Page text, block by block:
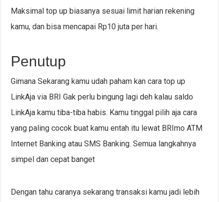
Maksimal top up biasanya sesuai limit harian rekening
kamu, dan bisa mencapai Rp10 juta per hari.
Penutup
Gimana Sekarang kamu udah paham kan cara top up
LinkAja via BRI Gak perlu bingung lagi deh kalau saldo
LinkAja kamu tiba-tiba habis. Kamu tinggal pilih aja cara
yang paling cocok buat kamu entah itu lewat BRImo ATM
Internet Banking atau SMS Banking. Semua langkahnya
simpel dan cepat banget
Dengan tahu caranya sekarang transaksi kamu jadi lebih